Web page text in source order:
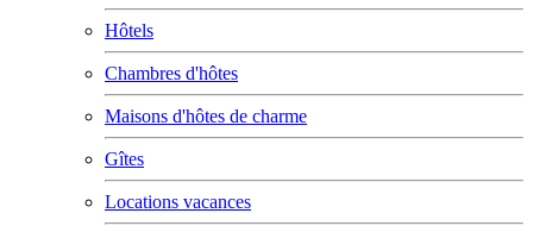
Hôtels
Chambres d'hôtes
Maisons d'hôtes de charme
Gîtes
Locations vacances